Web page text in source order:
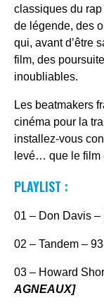
classiques du
de légende, des
qui, avant d’être
film, des
inoubliables.
Les beatmakers
cinéma pour la
installez-vous
levé… que le film
PLAYLIST :
01 – Don Davis –
02 – Tandem –
03 – Howard
AGNEAUX]